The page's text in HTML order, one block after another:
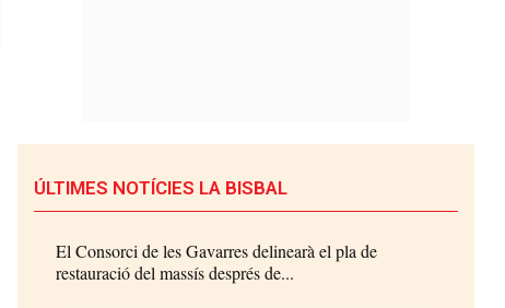
ÚLTIMES NOTÍCIES LA BISBAL
El Consorci de les Gavarres delinearà el pla de
restauració del massís després de...